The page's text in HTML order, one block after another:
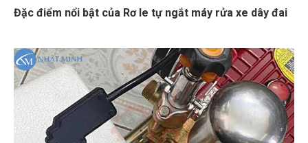
Đặc điểm nổi bật của Rơ le tự ngắt máy rửa xe dây đai